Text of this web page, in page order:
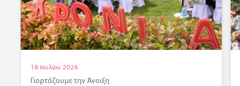
18 Ιουλίου 2026
Γιορτάζουμε την Άνοιξη